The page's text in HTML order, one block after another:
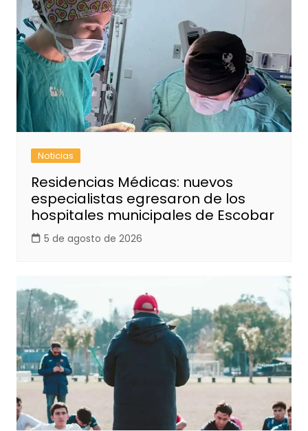
Noticias
Residencias Médicas: nuevos
especialistas egresaron de los
hospitales municipales de Escobar
5 de agosto de 2026